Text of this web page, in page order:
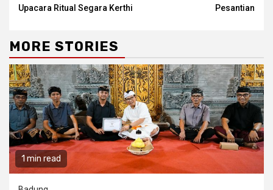
Upacara Ritual Segara Kerthi
Pesantian
MORE STORIES
1 min read